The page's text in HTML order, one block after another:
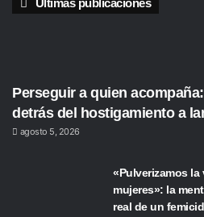
Últimas publicaciones
Perseguir a quien
detrás del hostigamiento a
agosto 5, 2026
«Pulverizamos
mujeres»: la
real de un